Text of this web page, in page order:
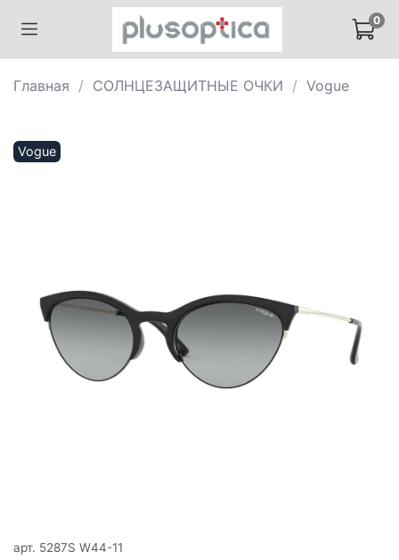
0
Главная СОЛНЦЕЗАЩИТНЫЕ ОЧКИ Vogue
Vogue
арт. 5287S W44-11